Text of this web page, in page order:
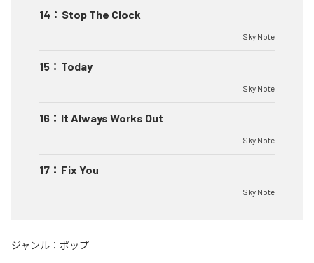
14 ： Stop The Clock
Sky Note
15 ： Today
Sky Note
16 ： It Always Works Out
Sky Note
17 ： Fix You
Sky Note
ジャンル： ポップ